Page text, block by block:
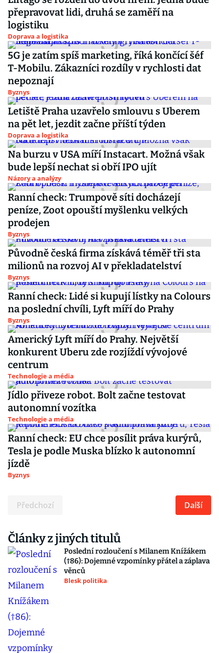
přepravovat lidi, druhá se zaměří na
logistiku
Doprava a logistika
5G je zatím spíš marketing, říká končící šéf
T-Mobilu. Zákazníci rozdíly v rychlosti dat
nepoznají
Byznys
Letiště Praha uzavřelo smlouvu s Uberem
na pět let, jezdit začne příští týden
Doprava a logistika
Na burzu v USA míří Instacart. Možná však
bude lepší nechat si obří IPO ujít
Názory a analýzy
Ranní check: Trumpově síti docházejí
peníze, Zoot opouští myšlenku velkých
prodejen
Byznys
Původně česká firma získává téměř tři sta
milionů na rozvoj AI v překladatelství
Byznys
Ranní check: Lidé si kupují lístky na Colours
na poslední chvíli, Lyft míří do Prahy
Byznys
Americký Lyft míří do Prahy. Největší
konkurent Uberu zde rozjíždí vývojové
centrum
Technologie a média
Jídlo přiveze robot. Bolt začne testovat
autonomní vozítka
Technologie a média
Ranní check: EU chce posílit práva kurýrů,
Tesla je podle Muska blízko k autonomní
jízdě
Byznys
Předchozí Další
Články z jiných titulů
Poslední rozloučení s Milanem Knížákem
(†86): Dojemné vzpomínky přátel a záplava
věnců
Blesk politika